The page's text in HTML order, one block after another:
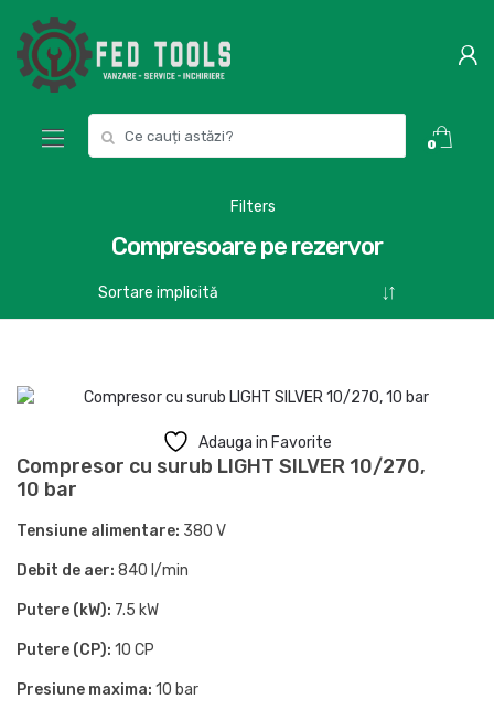
navigation
content
for:
0
Filters
Compresoare pe rezervor
Adauga in Favorite
Compresor cu surub LIGHT SILVER 10/270,
10 bar
Tensiune alimentare: 380 V
Debit de aer: 840 l/min
Putere (kW): 7.5 kW
Putere (CP): 10 CP
Presiune maxima: 10 bar